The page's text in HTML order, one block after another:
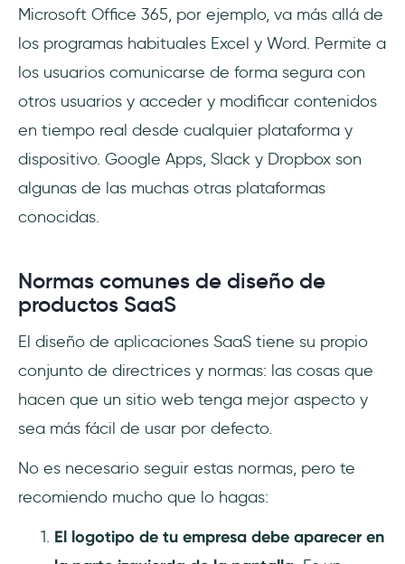
Microsoft Office 365, por ejemplo, va más allá de
los programas habituales Excel y Word. Permite a
los usuarios comunicarse de forma segura con
otros usuarios y acceder y modificar contenidos
en tiempo real desde cualquier plataforma y
dispositivo. Google Apps, Slack y Dropbox son
algunas de las muchas otras plataformas
conocidas.
Normas comunes de diseño de
productos SaaS
El diseño de aplicaciones SaaS tiene su propio
conjunto de directrices y normas: las cosas que
hacen que un sitio web tenga mejor aspecto y
sea más fácil de usar por defecto.
No es necesario seguir estas normas, pero te
recomiendo mucho que lo hagas:
El logotipo de tu empresa debe aparecer en